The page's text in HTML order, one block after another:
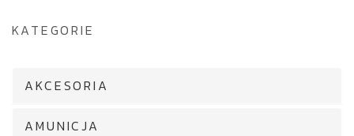
KATEGORIE
AKCESORIA
AMUNICJA